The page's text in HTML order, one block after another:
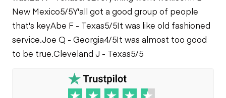
Cooling System
Leaks
New Mexico5/5Y'all got a good group of people
that's keyAbe F - Texas5/5It was like old fashioned
service.Joe Q - Georgia4/5It was almost too good
to be true.Cleveland J - Texas5/5